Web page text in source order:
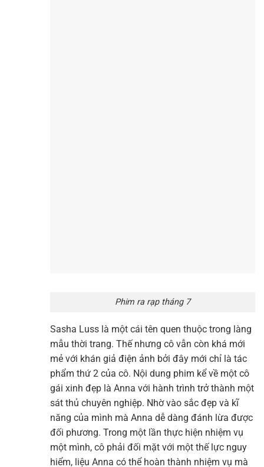
Phim ra rạp tháng 7
Sasha Luss là một cái tên quen thuộc trong làng
mẫu thời trang. Thế nhưng cô vẫn còn khá mới
mẻ với khán giả điện ảnh bởi đây mới chỉ là tác
phẩm thứ 2 của cô. Nội dung phim kể về một cô
gái xinh đẹp là Anna với hành trình trở thành một
sát thủ chuyên nghiệp. Nhờ vào sắc đẹp và kĩ
năng của mình mà Anna dễ dàng đánh lừa được
đối phương. Trong một lần thực hiện nhiệm vụ
một mình, cô phải đối mặt với một thế lực nguy
hiểm, liệu Anna có thể hoàn thành nhiệm vụ mà